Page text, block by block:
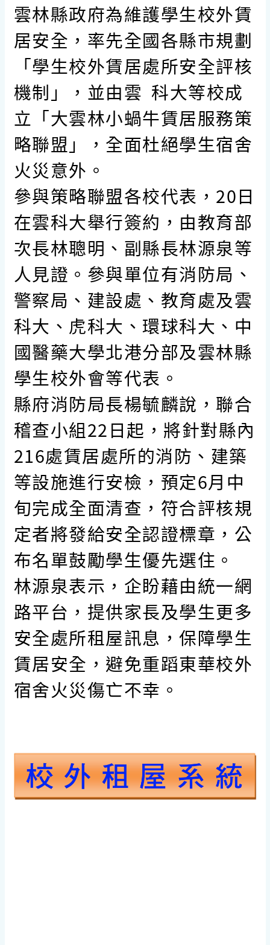
雲林縣政府為維護學生校外賃
居安全，率先全國各縣市規劃
「學生校外賃居處所安全評核
機制」，並由雲 科大等校成
立「大雲林小蝸牛賃居服務策
略聯盟」，全面杜絕學生宿舍
火災意外。
參與策略聯盟各校代表，20日
在雲科大舉行簽約，由教育部
次長林聰明、副縣長林源泉等
人見證。參與單位有消防局、
警察局、建設處、教育處及雲
科大、虎科大、環球科大、中
國醫藥大學北港分部及雲林縣
學生校外會等代表。
縣府消防局長楊毓麟說，聯合
稽查小組22日起，將針對縣內
216處賃居處所的消防、建築
等設施進行安檢，預定6月中
旬完成全面清查，符合評核規
定者將發給安全認證標章，公
布名單鼓勵學生優先選住。
林源泉表示，企盼藉由統一網
路平台，提供家長及學生更多
安全處所租屋訊息，保障學生
賃居安全，避免重蹈東華校外
宿舍火災傷亡不幸。